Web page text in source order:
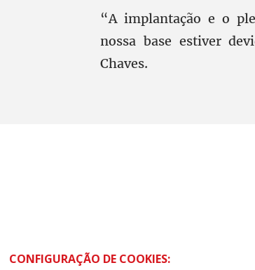
“A implantação e o
nossa base estiver
Chaves.
SCS Quadra 01 – Bloco “I” Ed. Central, 6º andar.
Asa Sul – Brasília – DF
CONFIGURAÇÃO DE COOKIES: